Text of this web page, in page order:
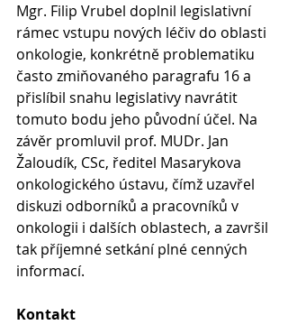
Mgr. Filip Vrubel doplnil legislativní
rámec vstupu nových léčiv do oblasti
onkologie, konkrétně problematiku
často zmiňovaného paragrafu 16 a
přislíbil snahu legislativy navrátit
tomuto bodu jeho původní účel. Na
závěr promluvil prof. MUDr. Jan
Žaloudík, CSc, ředitel Masarykova
onkologického ústavu, čímž uzavřel
diskuzi odborníků a pracovníků v
onkologii i dalších oblastech, a završil
tak příjemné setkání plné cenných
informací.
Kontakt